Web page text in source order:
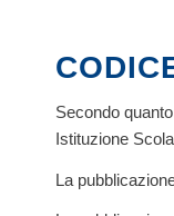
Secondo
Istituzione
La